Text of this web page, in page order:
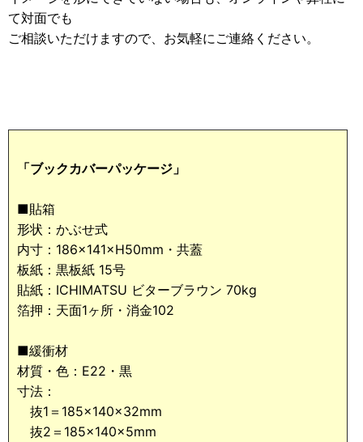
て対面でも
ご相談いただけますので、お気軽にご連絡ください。
「ブックカバーパッケージ」
■貼箱
形状：かぶせ式
内寸：186×141×H50mm・共蓋
板紙：黒板紙 15号
貼紙：ICHIMATSU ビターブラウン 70kg
箔押：天面1ヶ所・消金102
■緩衝材
材質・色：E22・黒
寸法：
抜1＝185×140×32mm
抜2＝185×140×5mm